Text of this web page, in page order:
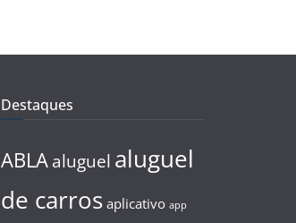
Destaques
ABLA aluguel aluguel
de carros aplicativo app